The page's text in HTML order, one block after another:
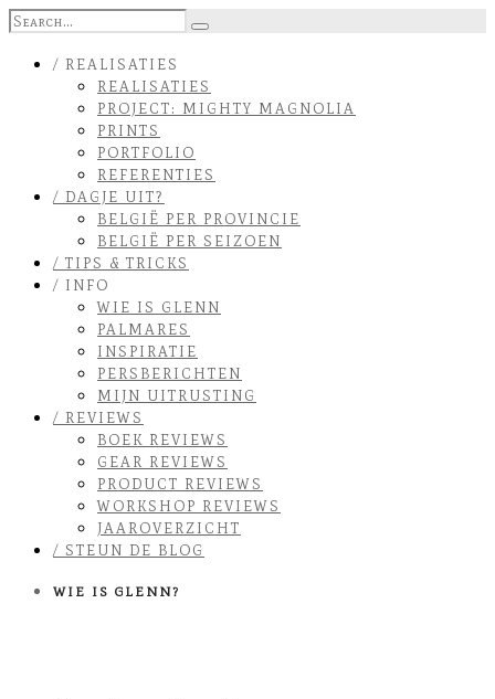
/ REALISATIES
REALISATIES
PROJECT: MIGHTY MAGNOLIA
PRINTS
PORTFOLIO
REFERENTIES
/ DAGJE UIT?
BELGIË PER PROVINCIE
BELGIË PER SEIZOEN
/ TIPS & TRICKS
/ INFO
WIE IS GLENN
PALMARES
INSPIRATIE
PERSBERICHTEN
MIJN UITRUSTING
/ REVIEWS
BOEK REVIEWS
GEAR REVIEWS
PRODUCT REVIEWS
WORKSHOP REVIEWS
JAAROVERZICHT
/ STEUN DE BLOG
WIE IS GLENN?